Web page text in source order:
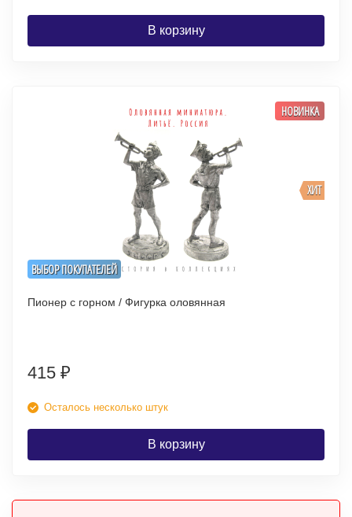
В корзину
ВЫБОР ПОКУПАТЕЛЕЙ
ХИТ
НОВИНКА
Пионер с горном / Фигурка оловянная
415 ₽
Осталось несколько штук
В корзину